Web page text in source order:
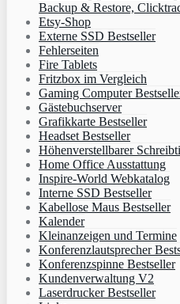
Backup & Restore,
Etsy-Shop
Externe SSD Bestseller
Fehlerseiten
Fire Tablets
Fritzbox im Vergleich
Gaming Computer
Gästebuchserver
Grafikkarte Bestseller
Headset Bestseller
Höhenverstellbarer
Home Office Ausstattung
Inspire-World Webkatalog
Interne SSD Bestseller
Kabellose Maus Bestseller
Kalender
Kleinanzeigen und Termine
Konferenzlautsprecher
Konferenzspinne Bestseller
Kundenverwaltung V2
Laserdrucker Bestseller